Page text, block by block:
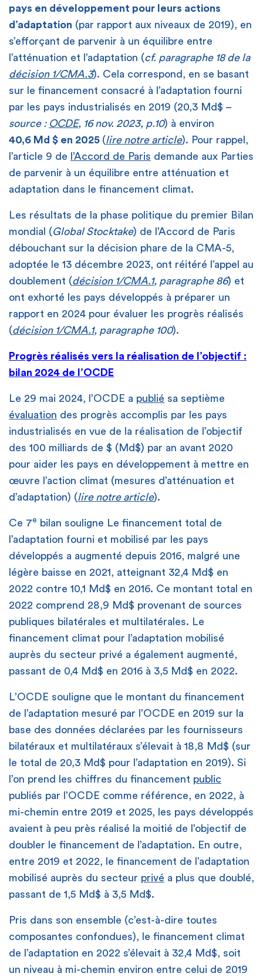
pays en développement pour leurs actions
d’adaptation (par rapport aux niveaux de 2019), en
s’efforçant de parvenir à un équilibre entre
l’atténuation et l’adaptation (cf. paragraphe 18 de la
décision 1/CMA.3). Cela correspond, en se basant
sur le financement consacré à l’adaptation fourni
par les pays industrialisés en 2019 (20,3 Md$ –
source : OCDE, 16 nov. 2023, p.10) à environ
40,6 Md $ en 2025 (lire notre article). Pour rappel,
l’article 9 de l’Accord de Paris demande aux Parties
de parvenir à un équilibre entre atténuation et
adaptation dans le financement climat.
Les résultats de la phase politique du premier Bilan
mondial (Global Stocktake) de l’Accord de Paris
débouchant sur la décision phare de la CMA-5,
adoptée le 13 décembre 2023, ont réitéré l’appel au
doublement (décision 1/CMA.1, paragraphe 86) et
ont exhorté les pays développés à préparer un
rapport en 2024 pour évaluer les progrès réalisés
(décision 1/CMA.1, paragraphe 100).
Progrès réalisés vers la réalisation de l’objectif :
bilan 2024 de l’OCDE
Le 29 mai 2024, l’OCDE a publié sa septième
évaluation des progrès accomplis par les pays
industrialisés en vue de la réalisation de l’objectif
des 100 milliards de $ (Md$) par an avant 2020
pour aider les pays en développement à mettre en
œuvre l’action climat (mesures d’atténuation et
d’adaptation) (lire notre article).
Ce 7e bilan souligne Le financement total de
l’adaptation fourni et mobilisé par les pays
développés a augmenté depuis 2016, malgré une
légère baisse en 2021, atteignant 32,4 Md$ en
2022 contre 10,1 Md$ en 2016. Ce montant total en
2022 comprend 28,9 Md$ provenant de sources
publiques bilatérales et multilatérales. Le
financement climat pour l’adaptation mobilisé
auprès du secteur privé a également augmenté,
passant de 0,4 Md$ en 2016 à 3,5 Md$ en 2022.
L’OCDE souligne que le montant du financement
de l’adaptation mesuré par l’OCDE en 2019 sur la
base des données déclarées par les fournisseurs
bilatéraux et multilatéraux s’élevait à 18,8 Md$ (sur
le total de 20,3 Md$ pour l’adaptation en 2019). Si
l’on prend les chiffres du financement public
publiés par l’OCDE comme référence, en 2022, à
mi-chemin entre 2019 et 2025, les pays développés
avaient à peu près réalisé la moitié de l’objectif de
doubler le financement de l’adaptation. En outre,
entre 2019 et 2022, le financement de l’adaptation
mobilisé auprès du secteur privé a plus que doublé,
passant de 1,5 Md$ à 3,5 Md$.
Pris dans son ensemble (c’est-à-dire toutes
composantes confondues), le financement climat
de l’adaptation en 2022 s’élevait à 32,4 Md$, soit
un niveau à mi-chemin environ entre celui de 2019